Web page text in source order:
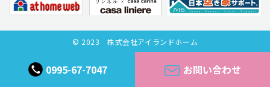
© 2023 株式会社アイランドホーム
0995-67-7047 お問い合わせ